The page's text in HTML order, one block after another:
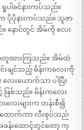
ပါခင်နားကပ်သည်။
ပိုပိုနားကပ်သည်။ သူဇာ
နောင်တွင် အိမ်ကို လေး
ာတူထားကြသည်။ အိမ်ထဲ
းချင်သည့် မိန်းကလေးကို
ေးယောက်သာ ပါပြီး
ဖြစ်သည်။ မိန်းကလေး
ေးများက တန်းစီ၍
းထောက်ကာ လီးစုပ်သည်
ခန်းထောင့်တွင်တော့ ကု